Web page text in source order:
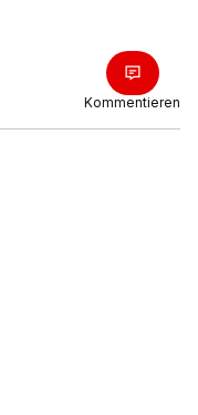
Kommentieren